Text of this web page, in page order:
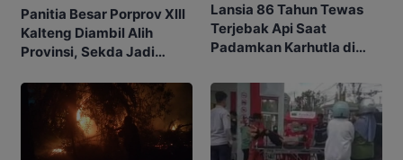
Panitia Besar Porprov Xlll
Kalteng Diambil Alih
Provinsi, Sekda Jadi
Lansia 86 Tahun Tewas
Terjebak Api Saat
Padamkan Karhutla di